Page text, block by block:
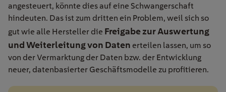
angesteuert, könnte dies auf eine Schwangerschaft
hindeuten. Das ist zum dritten ein Problem, weil sich so
gut wie alle Hersteller die Freigabe zur Auswertung
und Weiterleitung von Daten erteilen lassen, um so
von der Vermarktung der Daten bzw. der Entwicklung
neuer, datenbasierter Geschäftsmodelle zu profitieren.